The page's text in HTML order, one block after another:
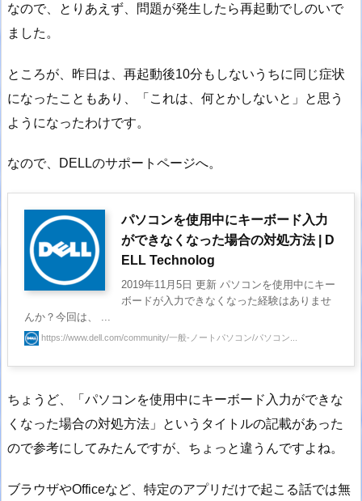
なので、とりあえず、問題が発生したら再起動でしのいで
ました。
ところが、昨日は、再起動後10分もしないうちに同じ症状
になったこともあり、「これは、何とかしないと」と思う
ようになったわけです。
なので、DELLのサポートページへ。
‎パソコンを使用中にキーボード入力
ができなくなった場合の対処方法 | D
ELL Technolog
2019年11月5日 更新 パソコンを使用中にキー
ボードが入力できなくなった経験はありませ
んか？今回は、 ...
https://www.dell.com/community/一般-ノートパソコン/パソコン...
ちょうど、「パソコンを使用中にキーボード入力ができな
くなった場合の対処方法」というタイトルの記載があった
ので参考にしてみたんですが、ちょっと違うんですよね。
ブラウザやOfficeなど、特定のアプリだけで起こる話では無